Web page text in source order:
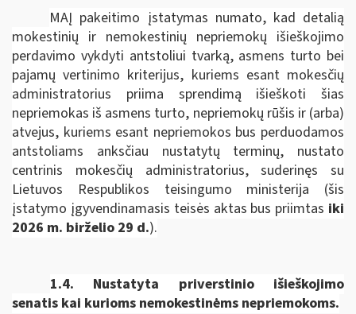
MAĮ pakeitimo įstatymas numato, kad detalią
mokestinių ir nemokestinių nepriemokų išieškojimo
perdavimo vykdyti antstoliui tvarką, asmens turto bei
pajamų vertinimo kriterijus, kuriems esant mokesčių
administratorius priima sprendimą išieškoti šias
nepriemokas iš asmens turto, nepriemokų rūšis ir (arba)
atvejus, kuriems esant nepriemokos bus perduodamos
antstoliams anksčiau nustatytų terminų, nustato
centrinis mokesčių administratorius, suderinęs su
Lietuvos Respublikos teisingumo ministerija
(šis
įstatymo įgyvendinamasis teisės aktas bus priimtas iki
2026 m. birželio 29 d.).
1.4. Nustatyta priverstinio išieškojimo
senatis kai kurioms nemokestinėms nepriemokoms.